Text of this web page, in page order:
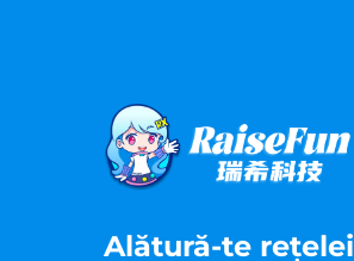
Alătură-te reţelei